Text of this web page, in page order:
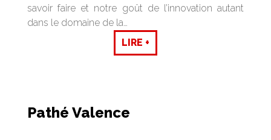
savoir faire et notre goût de l’innovation autant
dans le domaine de la…
LIRE +
Pathé Valence